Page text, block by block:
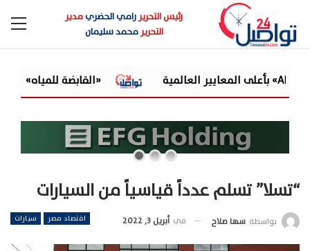
رئيس التحريررامي الحضريمدير
التحريرمحمد سليمان
«القابضة للمياه» تعتمد الموازنة التقديرية لـ9 شركات تابعة للعام المالي 2026/2027
“تسلا” تسلم عدداً قياسياً من السيارات
اقتصاد مصر سيارات بواسطة سها صلاح في أبريل 3, 2022